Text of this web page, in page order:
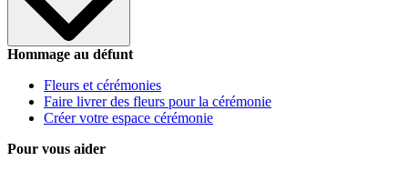
Hommage au défunt
Fleurs et cérémonies
Faire livrer des fleurs pour la cérémonie
Créer votre espace cérémonie
Pour vous aider